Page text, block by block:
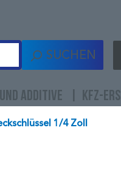
SUCHEN
ADDITIVE KFZ-
1/4 Zoll